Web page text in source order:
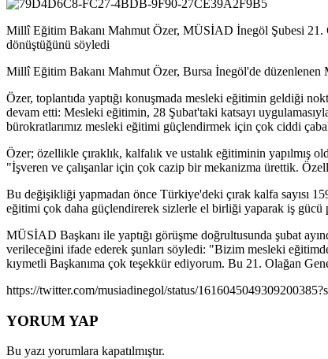
Millî Eğitim Bakanı Mahmut Özer, MÜSİAD İnegöl Şubesi 21.
dönüştüğünü söyledi
Millî Eğitim Bakanı Mahmut Özer, Bursa İnegöl'de düzenlenen
Özer, toplantıda yaptığı konuşmada mesleki eğitimin geldiği
devam etti: Mesleki eğitimin, 28 Şubat'taki katsayı
bürokratlarımız mesleki eğitimi güçlendirmek için çok ciddi
Özer; özellikle çıraklık, kalfalık ve ustalık eğitiminin yapılmış
"İşveren ve çalışanlar için çok cazip bir mekanizma ürettik.
Bu değişikliği yapmadan önce Türkiye'deki çırak kalfa sayısı
eğitimi çok daha güçlendirerek sizlerle el birliği yaparak iş gücü
MÜSİAD Başkanı ile yaptığı görüşme doğrultusunda şubat
verileceğini ifade ederek şunları söyledi: "Bizim mesleki
kıymetli Başkanıma çok teşekkür ediyorum. Bu 21. Olağan
https://twitter.com/musiadinegol/status/
YORUM YAP
Bu yazı yorumlara kapatılmıştır.